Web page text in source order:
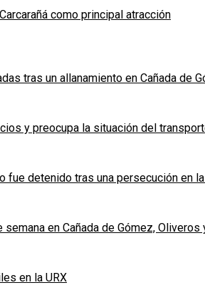
como principal atracción
tras un allanamiento en Cañada de
y preocupa la situación del
fue detenido tras una persecución en
en Cañada de Gómez, Oliveros
en la URX